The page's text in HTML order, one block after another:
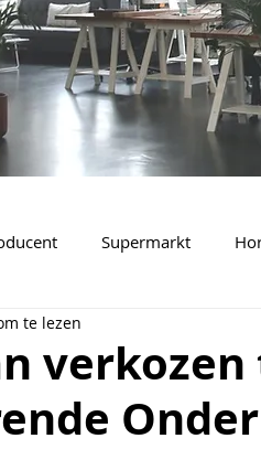
Supermarkt
te lezen